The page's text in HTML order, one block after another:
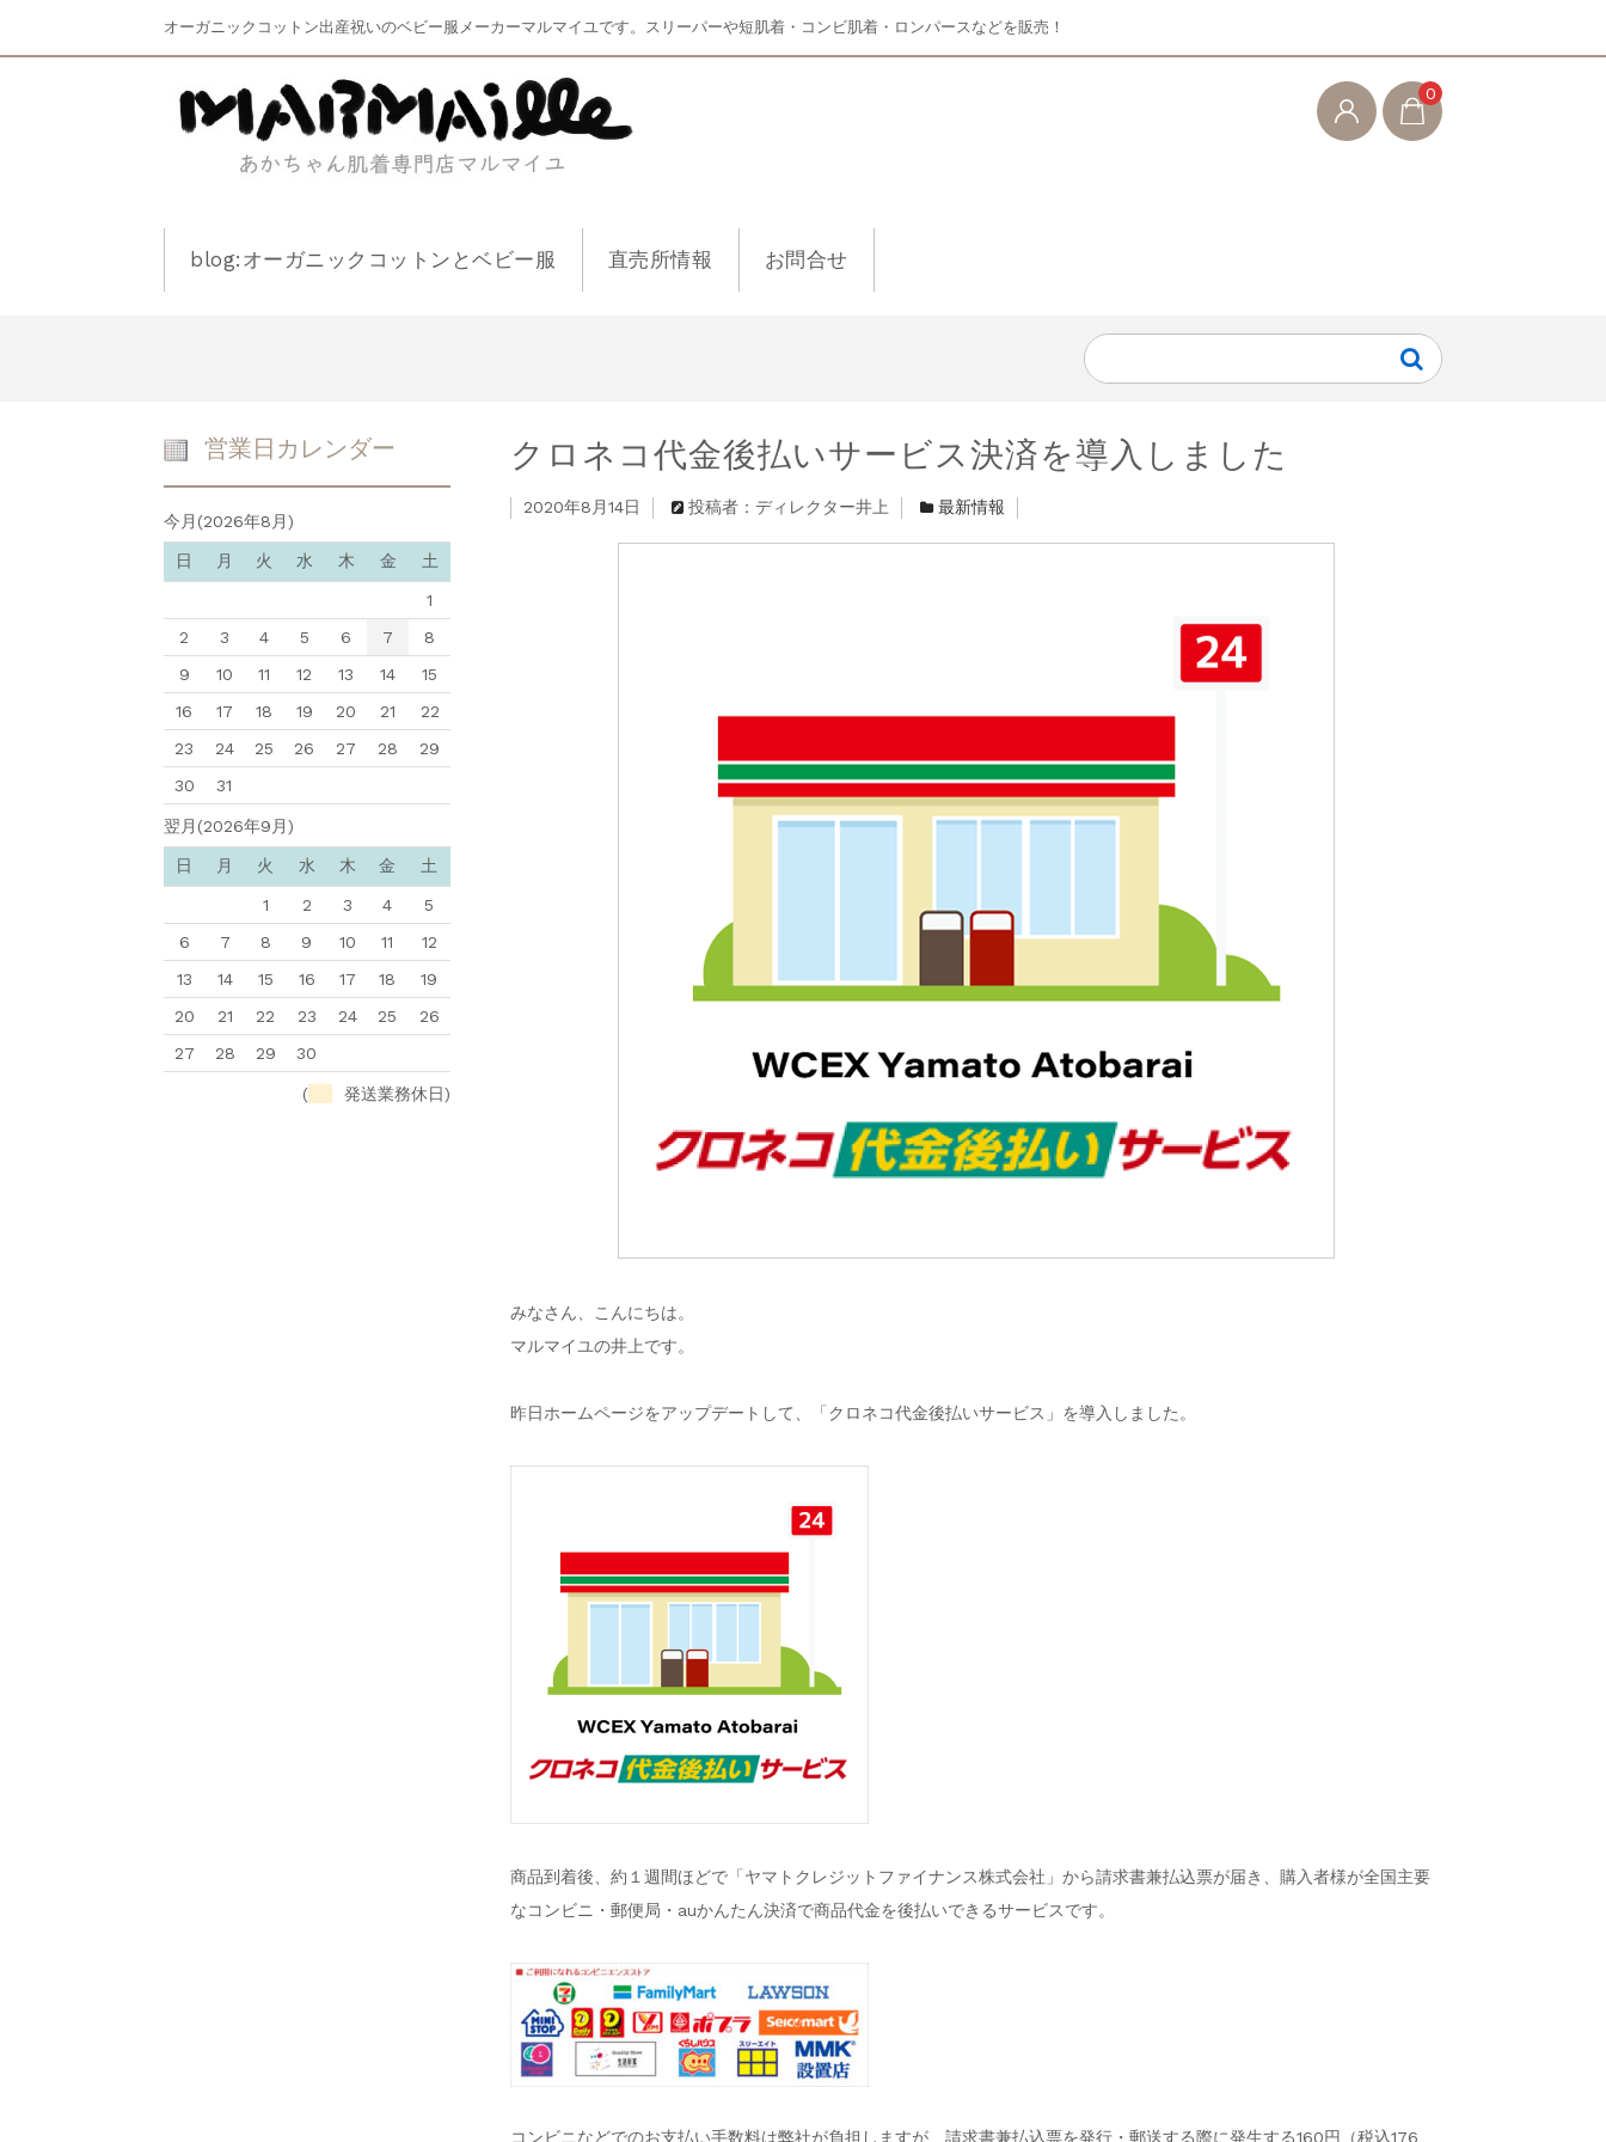
オーガニックコットン出産祝いのベビー服メーカーマルマイユです。スリーパーや短肌着・コンビ肌着・ロンパースなどを販売！
0
blog:オーガニックコットンとベビー服 直売所情報 お問合せ
クロネコ代金後払いサービス決済を導入しました
2020年8月14日 投稿者：ディレクター井上 最新情報
みなさん、こんにちは。
マルマイユの井上です。
昨日ホームページをアップデートして、「クロネコ代金後払いサービス」を導入しました。
商品到着後、約１週間ほどで「ヤマトクレジットファイナンス株式会社」から請求書兼払込票が届き、購入者様が全国主要
なコンビニ・郵便局・auかんたん決済で商品代金を後払いできるサービスです。
コンビニなどでのお支払い手数料は弊社が負担しますが、請求書兼払込票を発行・郵送する際に発生する160円（税込176
営業日カレンダー
今月(2026年8月)
日 月 火 水 木 金 土
1
2
3 4 5 6 7
8
9
10 11 12 13 14
15
16
17 18 19 20 21
22
23
24 25 26 27 28
29
30
31
翌月(2026年9月)
日 月 火 水 木 金 土
1 2 3 4
5
6
7 8 9 10 11
12
13
14 15 16 17 18
19
20
21 22 23 24 25
26
27
28 29 30
( 発送業務休日)